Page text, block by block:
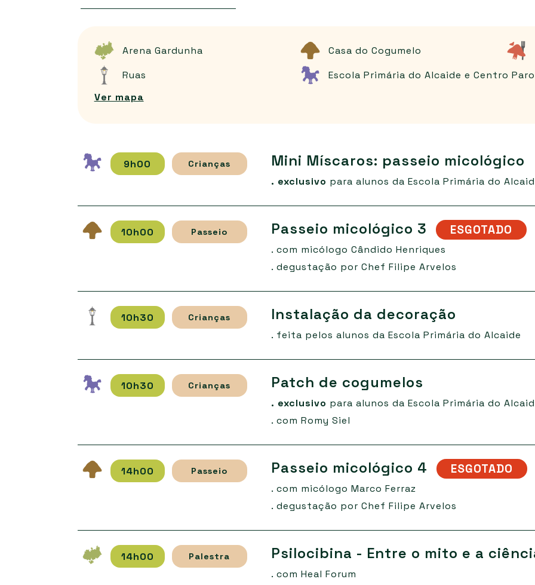
Arena Gardunha Casa do Cogumelo
Ruas
Escola Primária do Alcaide e Centro
Ver mapa
9h00 Crianças Mini Míscaros: passeio micológico
. exclusivo para alunos da Escola Primária do
10h00 Passeio Passeio micológico 3 ESGOTADO
. com micólogo Cândido Henriques
. degustação por Chef Filipe Arvelos
10h30 Crianças Instalação da decoração
. feita pelos alunos da Escola Primária do Alcaide
10h30 Crianças Patch de cogumelos
. exclusivo para alunos da Escola Primária do
. com Romy Siel
14h00 Passeio Passeio micológico 4 ESGOTADO
. com micólogo Marco Ferraz
. degustação por Chef Filipe Arvelos
14h00 Palestra Psilocibina - Entre o mito e a
. com Heal Forum